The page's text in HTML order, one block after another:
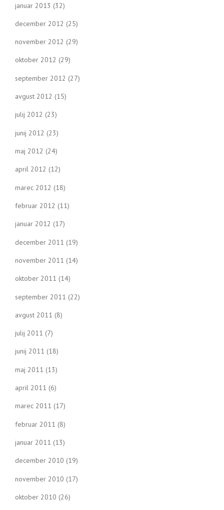
januar 2013 (32)
december 2012 (25)
november 2012 (29)
oktober 2012 (29)
september 2012 (27)
avgust 2012 (15)
julij 2012 (23)
junij 2012 (23)
maj 2012 (24)
april 2012 (12)
marec 2012 (18)
februar 2012 (11)
januar 2012 (17)
december 2011 (19)
november 2011 (14)
oktober 2011 (14)
september 2011 (22)
avgust 2011 (8)
julij 2011 (7)
junij 2011 (18)
maj 2011 (13)
april 2011 (6)
marec 2011 (17)
februar 2011 (8)
januar 2011 (13)
december 2010 (19)
november 2010 (17)
oktober 2010 (26)